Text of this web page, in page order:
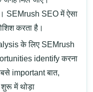
SEMrush SEO में ऐसा
करता है।
के लिए SEMrush
identify करना
important बात,
में थोड़ा